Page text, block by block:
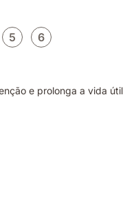
5 6
e prolonga a vida